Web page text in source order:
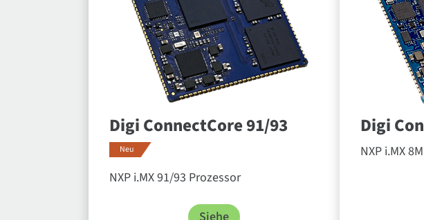
Digi ConnectCore 91/93
Neu
NXP i.MX 91/93 Prozessor
Digi
NXP i.MX